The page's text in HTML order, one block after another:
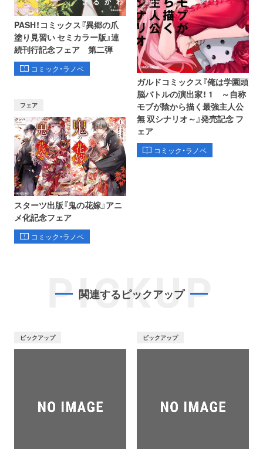
PASH！コミックス『異郷の爪
塗り見習い セミカラー版』連
続刊行記念フェア 第二弾
コミック・ラノベ
フェア
スターツ出版『鬼の花嫁』アニ
メ化記念フェア
コミック・ラノベ
ガルドコミックス『俺は学園頭
脳バトルの演出家！ 1 ～自称
モブが陰から描く最強主人公
無 双シナリオ～』発売記念 フ
ェア
コミック・ラノベ
PICKUP
関連するピックアップ
ピックアップ ピックアップ